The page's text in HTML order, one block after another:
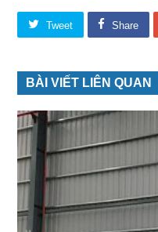
Tweet Share
BÀI VIẾT LIÊN QUAN